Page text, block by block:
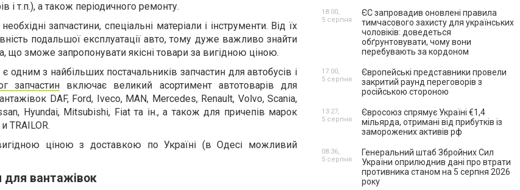
і т.п.), а також періодичного ремонту.
запчастини, спеціальні матеріали і інструменти. Від їх
подальшої експлуатації авто, тому дуже важливо знайти
що зможе запропонувати якісні товари за вигідною ціною.
одним з найбільших постачальників запчастин для автобусів і
запчастинвключає великий асортимент автотоварів для
DAF, Ford, Iveco, MAN, Mercedes, Renault, Volvo, Scania,
Hyundai, Mitsubishi, Fiat та ін., а також для причепів марок
TRAILOR.
ціною з доставкою по Україні (в Одесі можливий
для вантажівок
ЄС запровадив оновлені правила
тимчасового захисту для українських
чоловіків: доведеться
обґрунтовувати, чому вони
перебувають за кордоном
18:00,
5 серпня
Європейські представники провели
закритий раунд переговорів з
російською стороною
17:00,
5 серпня
Євросоюз спрямує Україні €1,4
мільярда, отримані від прибутків із
заморожених активів рф
13:27,
5 серпня
Генеральний штаб Збройних Сил
України оприлюднив дані про втрати
противника станом на 5 серпня 2026
року
08:36,
5 серпня